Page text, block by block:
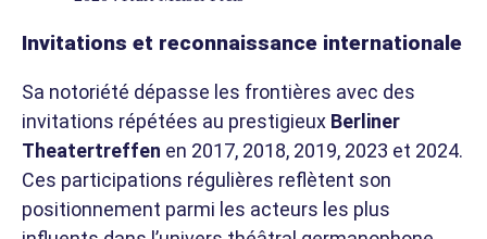
Invitations et reconnaissance internationale
Sa notoriété dépasse les frontières avec des
invitations répétées au prestigieux Berliner
Theatertreffen en 2017, 2018, 2019, 2023 et 2024.
Ces participations régulières reflètent son
positionnement parmi les acteurs les plus